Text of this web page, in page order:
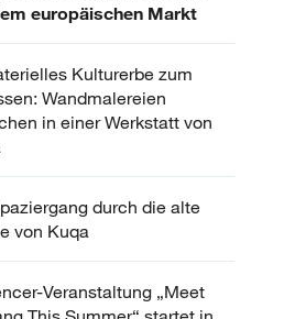
europäischen Markt
Kulturerbe zum
Wandmalereien
in einer Werkstatt von
durch die alte
von Kuqa
Veranstaltung „Meet